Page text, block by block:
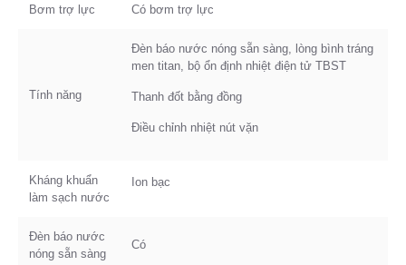
Bơm trợ lực Có bơm trợ lực
Tính năng
Đèn báo nước nóng sẵn sàng, lòng bình tráng
men titan, bộ ổn định nhiệt điện tử TBST
Thanh đốt bằng đồng
Điều chỉnh nhiệt nút vặn
Kháng khuẩn
làm sạch nước
Ion bạc
Đèn báo nước
nóng sẵn sàng
Có